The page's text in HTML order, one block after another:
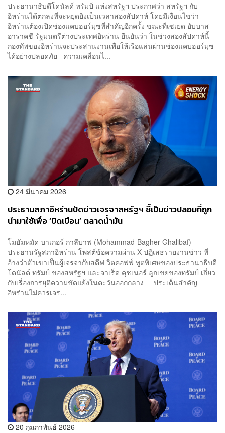
ประธานาธิบดีโดนัลด์ ทรัมป์ แห่งสหรัฐฯ ประกาศว่า สหรัฐฯ กับ
อิหร่านได้ตกลงที่จะหยุดยิงเป็นเวลาสองสัปดาห์ โดยมีเงื่อนไขว่า
อิหร่านต้องเปิดช่องแคบฮอร์มุซที่สำคัญอีกครั้ง ขณะที่เซเยด อับบาส
อาราคชี รัฐมนตรีต่างประเทศอิหร่าน ยืนยันว่า ในช่วงสองสัปดาห์นี้
กองทัพของอิหร่านจะประสานงานเพื่อให้เรือแล่นผ่านช่องแคบฮอร์มุซ
ได้อย่างปลอดภัย ความเคลื่อนไ...
24 มีนาคม 2026
ประธานสภาอิหร่านปัดข่าวเจรจาสหรัฐฯ ชี้เป็นข่าวปลอมที่ถูก
นำมาใช้เพื่อ ‘บิดเบือน’ ตลาดน้ำมัน
โมฮัมหมัด บาเกอร์ กาลีบาฟ (Mohammad-Bagher Ghalibaf)
ประธานรัฐสภาอิหร่าน โพสต์ข้อความผ่าน X ปฏิเสธรายงานข่าว ที่
อ้างว่าตัวเขาเป็นผู้เจรจากับสตีฟ วิตคอฟฟ์ ทูตพิเศษของประธานาธิบดี
โดนัลด์ ทรัมป์ ของสหรัฐฯ และจาเร็ด คุชเนอร์ ลูกเขยของทรัมป์ เกี่ยว
กับเรื่องการยุติความขัดแย้งในตะวันออกกลาง ประเด็นสำคัญ
อิหร่านไม่ควรเจร...
20 กุมภาพันธ์ 2026